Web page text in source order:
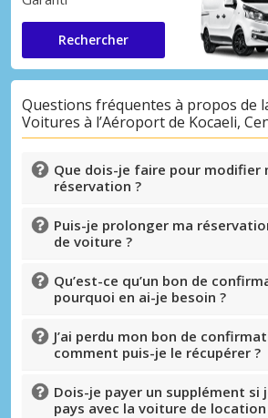
Rechercher
Questions fréquentes à propos de
Voitures à l’Aéroport de Kocaeli,
Que dois-je faire pour modifier
réservation ?
Puis-je prolonger ma
de voiture ?
Qu’est-ce qu’un bon de
pourquoi en ai-je besoin ?
J’ai perdu mon bon de
comment puis-je le récupérer ?
Dois-je payer un supplément si
pays avec la voiture de location